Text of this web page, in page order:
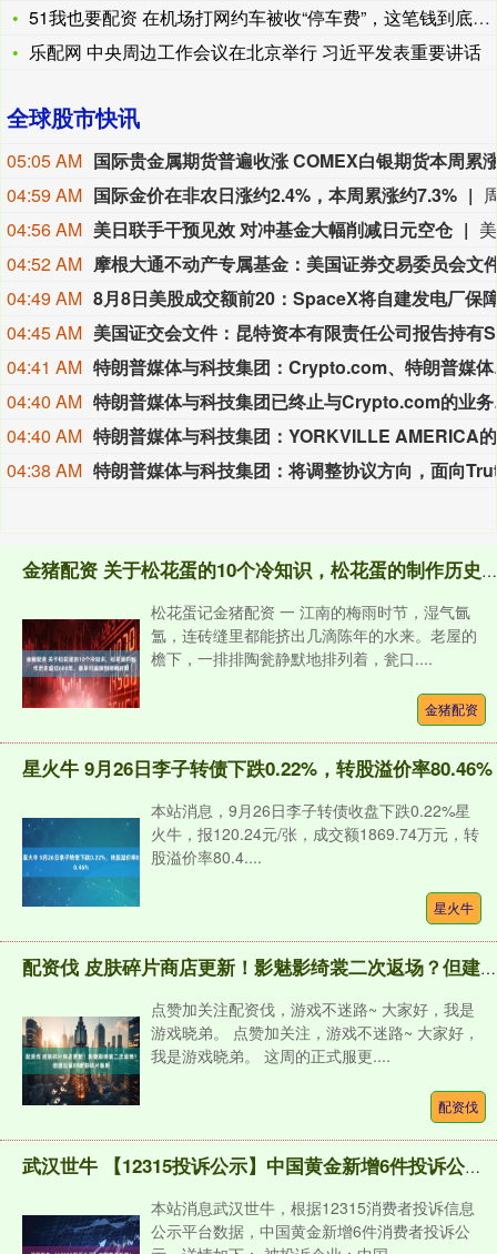
51我也要配资 在机场打网约车被收“停车费”，这笔钱到底该谁
乐配网 中央周边工作会议在北京举行 习近平发表重要讲话
全球股市快讯
05:05 AM
04:59 AM 国际金价在非农日涨约2.4%，本周累涨约7.3%
04:56 AM 美日联手干预见效 对冲基金大幅削减日元空仓
04:52 AM
04:49 AM
04:45 AM
04:41 AM
特朗普媒体与
04:40 AM
特朗普
04:40 AM
04:38 AM
金猪配资 关于松花蛋的10个冷知识，松花蛋的制作历史超过600年，最早可追溯到明朝时期
松花蛋记金猪配资 一 江南的梅雨时节，湿气氤
氲，连砖缝里都能挤出几滴陈年的水来。老屋的
檐下，一排排陶瓮静默地排列着，瓮口....
金猪配资
星火牛 9月26日李子转债下跌0.22%，转股溢价率80.46%
本站消息，9月26日李子转债收盘下跌0.22%星
火牛，报120.24元/张，成交额1869.74万元，转
股溢价率80.4....
星火牛
配资伐 皮肤碎片商店更新！影魅影绮裳二次返场？但建议留88皮肤碎片备用
点赞加关注配资伐，游戏不迷路~ 大家好，我是
游戏晓弟。 点赞加关注，游戏不迷路~ 大家好，
我是游戏晓弟。 这周的正式服更....
配资伐
武汉世牛 【12315投诉公示】中国黄金新增6件投诉公示，涉及商品分量不足问题等
本站消息武汉世牛，根据12315消费者投诉信息
公示平台数据，中国黄金新增6件消费者投诉公